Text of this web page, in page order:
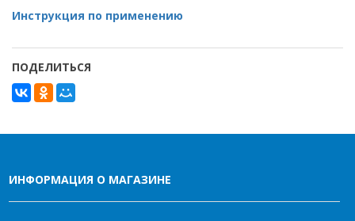
Инструкция по применению
ПОДЕЛИТЬСЯ
ИНФОРМАЦИЯ О МАГАЗИНЕ